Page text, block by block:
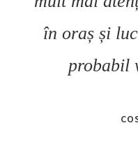
în oraș și
probabil